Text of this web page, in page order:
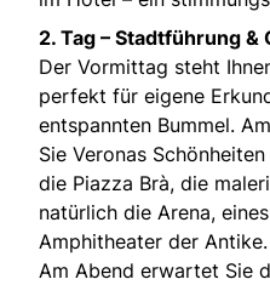
2. Tag – Stadtführung &
Der Vormittag steht
perfekt für eigene
entspannten Bummel.
Sie Veronas
die Piazza Brà, die
natürlich die Arena,
Amphitheater der Antike.
Am Abend erwartet Sie